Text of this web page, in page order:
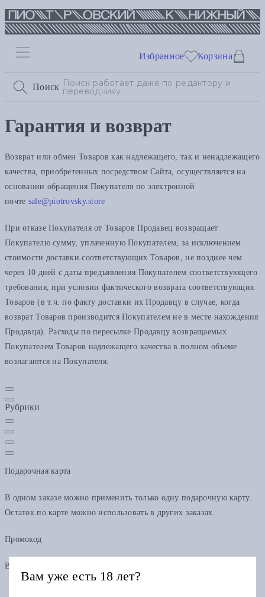
Поиск
Избранное Корзина
Гарантия и возврат
Возврат или обмен Товаров как надлежащего, так и ненадлежащего
качества, приобретенных посредством Сайта, осуществляется на
основании обращения Покупателя по электронной
почте sale@piotrovsky.store
При отказе Покупателя от Товаров Продавец возвращает
Покупателю сумму, уплаченную Покупателем, за исключением
стоимости доставки соответствующих Товаров, не позднее чем
через 10 дней с даты предъявления Покупателем соответствующего
требования, при условии фактического возврата соответствующих
Товаров (в т.ч. по факту доставки их Продавцу в случае, когда
возврат Товаров производится Покупателем не в месте нахождения
Продавца). Расходы по пересылке Продавцу возвращаемых
Покупателем Товаров надлежащего качества в полном объеме
возлагаются на Покупателя.
Рубрики
Подарочная карта
В одном заказе можно применить только одну подарочную карту.
Остаток по карте можно использовать в других заказах.
Промокод
В одном заказе можно применить только один промокод
Вам уже есть 18 лет?